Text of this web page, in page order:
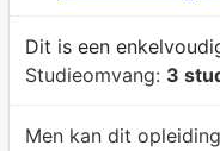
Dit is een
Studieomvang: 3
Men kan dit